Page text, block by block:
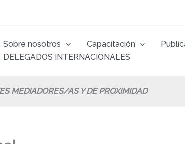
Sobre nosotros
Capacitación
DELEGADOS INTERNACIONALES
MEDIADORES/AS Y DE PROXIMIDAD